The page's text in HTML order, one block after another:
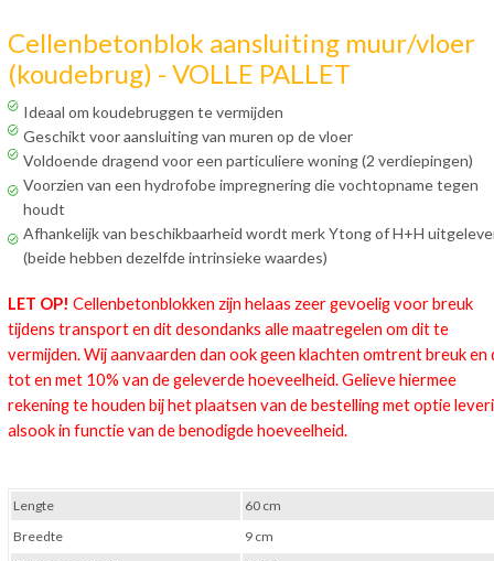
Cellenbetonblok aansluiting muur/vloer
(koudebrug) - VOLLE PALLET
Ideaal om koudebruggen te vermijden
Geschikt voor aansluiting van muren op de vloer
Voldoende dragend voor een particuliere woning (2 verdiepingen)
Voorzien van een hydrofobe impregnering die vochtopname tegen
houdt
Afhankelijk van beschikbaarheid wordt merk Ytong of H+H
(beide hebben dezelfde intrinsieke waardes)
LET OP! Cellenbetonblokken zijn helaas zeer gevoelig voor breuk
tijdens transport en dit desondanks alle maatregelen om dit te
vermijden. Wij aanvaarden dan ook geen klachten omtrent breuk en
tot en met 10% van de geleverde hoeveelheid. Gelieve hiermee
rekening te houden bij het plaatsen van de bestelling met optie
alsook in functie van de benodigde hoeveelheid.
Lengte
60 cm
Breedte
9 cm